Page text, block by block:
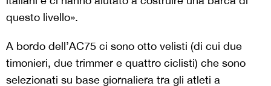
questo livello».
A bordo dell’AC75 ci sono otto velisti (di cui due
timonieri, due trimmer e quattro ciclisti) che sono
selezionati su base giornaliera tra gli atleti a